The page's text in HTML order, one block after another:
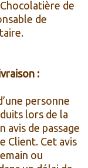
de
de
:
personne
lors de la
avis de passage
Client. Cet avis
ou